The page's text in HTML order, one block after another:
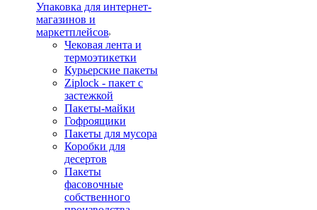
Упаковка для интернет-
магазинов и
маркетплейсов
Чековая лента и
термоэтикетки
Курьерские пакеты
Ziplock - пакет с
застежкой
Пакеты-майки
Гофроящики
Пакеты для мусора
Коробки для
десертов
Пакеты
фасовочные
собственного